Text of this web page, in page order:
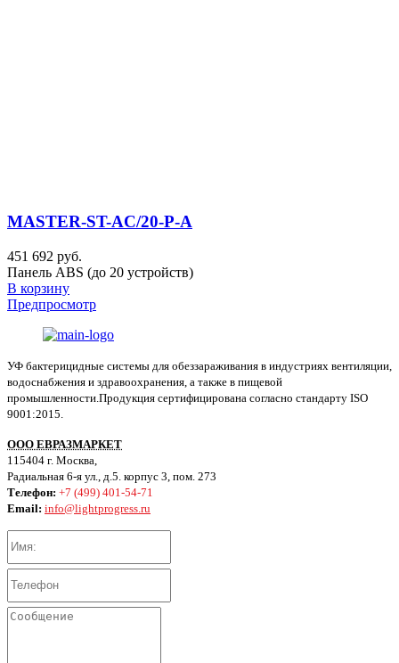
MASTER-ST-AC/20-P-A
451 692 руб.
Панель ABS (до 20 устройств)
В корзину
Предпросмотр
УФ бактерицидные системы для обеззараживания в индустриях вентиляции,
водоснабжения и здравоохранения, а также в пищевой
промышленности.Продукция сертифицирована согласно стандарту ISO
9001:2015.
ООО ЕВРАЗМАРКЕТ
115404 г. Москва,
Радиальная 6-я ул., д.5. корпус 3, пом. 273
Телефон: +7 (499) 401-54-71
Email: info@lightprogress.ru